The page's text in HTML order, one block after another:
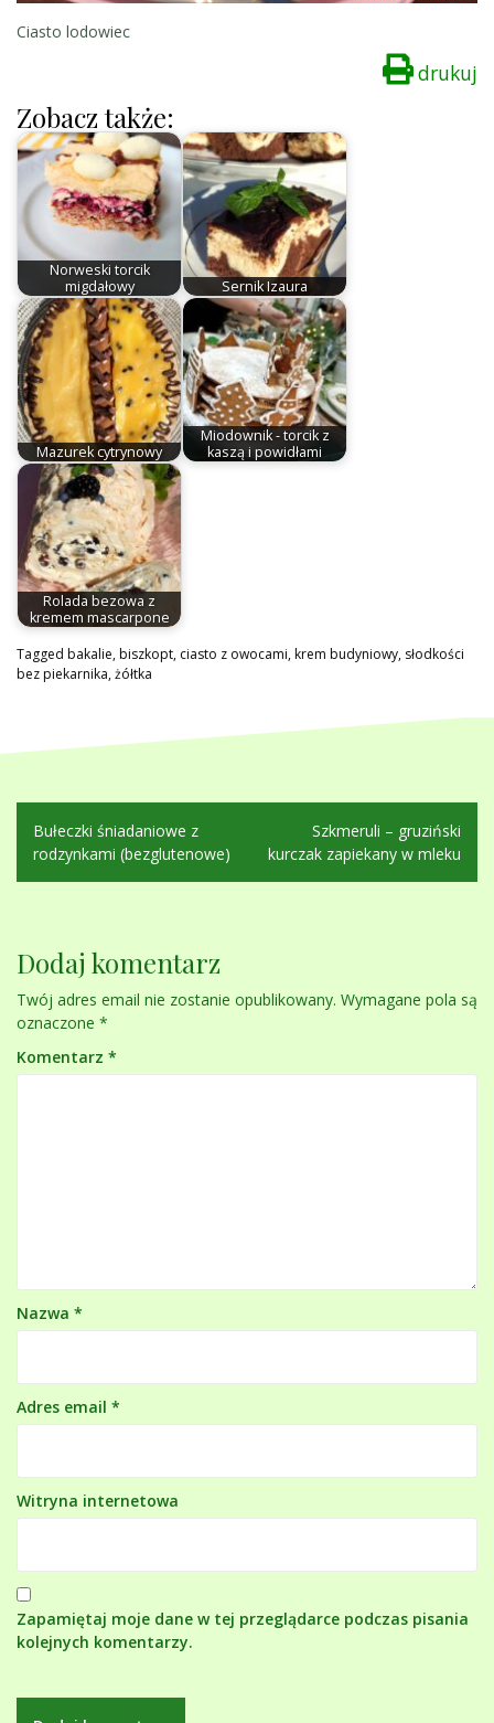
Ciasto lodowiec
drukuj
Zobacz także:
Norweski torcik
migdałowy
Sernik Izaura
Mazurek cytrynowy
Miodownik - torcik z
kaszą i powidłami
Rolada bezowa z
kremem mascarpone
Tagged bakalie,biszkopt, ciasto z owocami,krem budyniowy, słodkości
bez piekarnika,żółtka
Nawigacja
wpisu
Bułeczki śniadaniowe z
rodzynkami (bezglutenowe)
Szkmeruli – gruziński
kurczak zapiekany w mleku
Dodaj komentarz
Twój adres email nie zostanie opublikowany. Wymagane pola są
oznaczone *
Komentarz *
Nazwa *
Adres email *
Witryna internetowa
Zapamiętaj moje dane w tej przeglądarce podczas pisania
kolejnych komentarzy.